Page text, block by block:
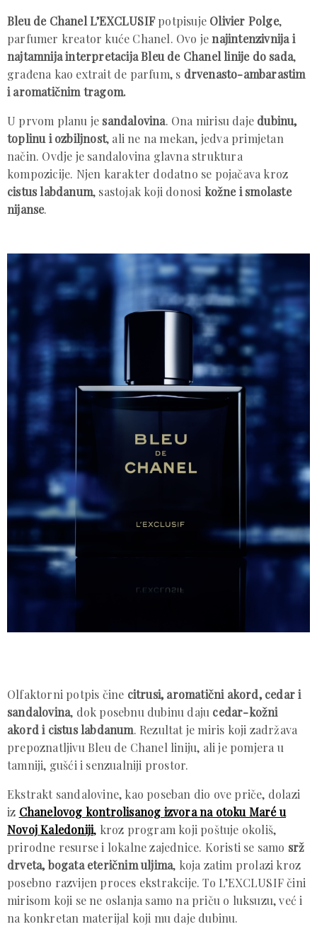
Bleu de Chanel L’EXCLUSIFpotpisuje Olivier Polge,
parfumer kreator kuće Chanel. Ovo jenajintenzivnija i
najtamnija interpretacija Bleu de Chanel linije do sada,
građena kao extrait de parfum, s drvenasto-ambarastim
i aromatičnim tragom.
U prvom planu je sandalovina. Ona mirisu daje dubinu,
toplinu i ozbiljnost, ali ne na mekan, jedva primjetan
način. Ovdje je sandalovina glavna struktura
kompozicije. Njen karakter dodatno se pojačava kroz
cistus labdanum, sastojak koji donosi kožne i smolaste
nijanse.
Olfaktorni potpis čine citrusi, aromatični akord, cedar i
sandalovina, dok posebnu dubinu daju cedar-kožni
akord i cistus labdanum. Rezultat je miris koji zadržava
prepoznatljivu Bleu de Chanel liniju, ali je pomjera u
tamniji, gušći i senzualniji prostor.
Ekstrakt sandalovine, kao poseban dio ove priče, dolazi
iz Chanelovog kontrolisanog izvora na otoku Maré u
Novoj Kaledoniji, kroz program koji poštuje okoliš,
prirodne resurse i lokalne zajednice. Koristi se samo srž
drveta, bogata eteričnim uljima, koja zatim prolazi kroz
posebno razvijen proces ekstrakcije. To L’EXCLUSIF čini
mirisom koji se ne oslanja samo na priču o luksuzu, već i
na konkretan materijal koji mu daje dubinu.